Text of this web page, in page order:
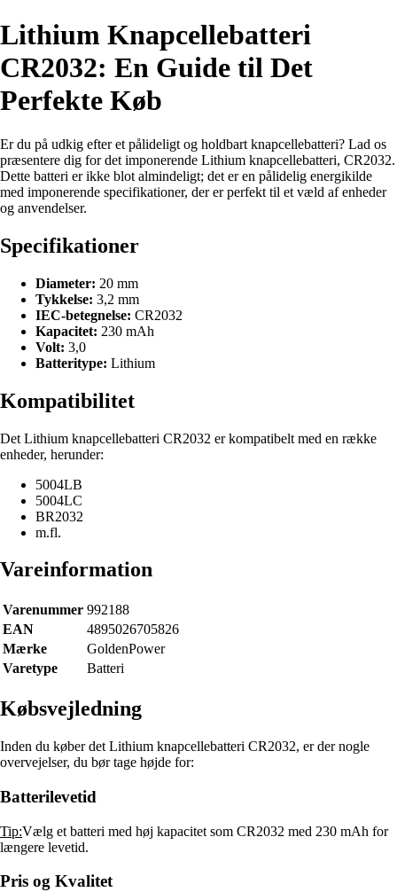
Lithium Knapcellebatteri
CR2032: En Guide til Det
Perfekte Køb
Er du på udkig efter et pålideligt og holdbart knapcellebatteri? Lad os
præsentere dig for det imponerende Lithium knapcellebatteri, CR2032.
Dette batteri er ikke blot almindeligt; det er en pålidelig energikilde
med imponerende specifikationer, der er perfekt til et væld af enheder
og anvendelser.
Specifikationer
Diameter: 20 mm
Tykkelse: 3,2 mm
IEC-betegnelse: CR2032
Kapacitet: 230 mAh
Volt: 3,0
Batteritype: Lithium
Kompatibilitet
Det Lithium knapcellebatteri CR2032 er kompatibelt med en række
enheder, herunder:
5004LB
5004LC
BR2032
m.fl.
Vareinformation
Varenummer 992188
EAN
4895026705826
Mærke
GoldenPower
Varetype
Batteri
Købsvejledning
Inden du køber det Lithium knapcellebatteri CR2032, er der nogle
overvejelser, du bør tage højde for:
Batterilevetid
Tip:Vælg et batteri med høj kapacitet som CR2032 med 230 mAh for
længere levetid.
Pris og Kvalitet